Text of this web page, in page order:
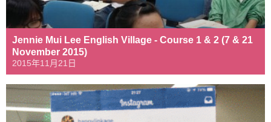
Jennie Mui Lee English Village - Course 1 & 2 (7 & 21
November 2015)
2015年11月21日